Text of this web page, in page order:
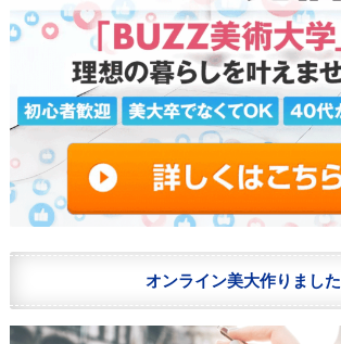
オンライン美大作りました